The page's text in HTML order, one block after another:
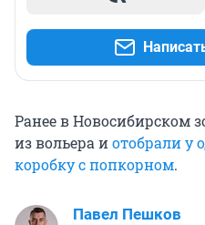
Ранее в Новосибирском
из вольера иотобрали у
коробку с попкорном.
Павел Пешков